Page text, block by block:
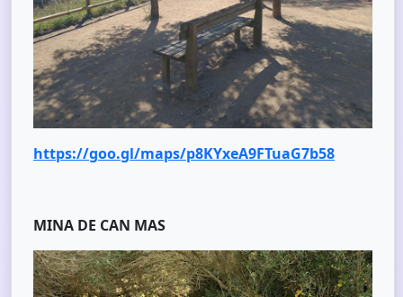
https://goo.gl/maps/p8KYxeA9FTuaG7b58
MINA DE CAN MAS